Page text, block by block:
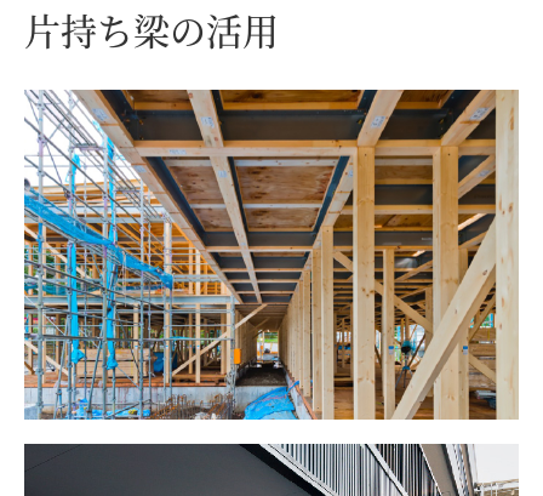
片持ち梁の活用